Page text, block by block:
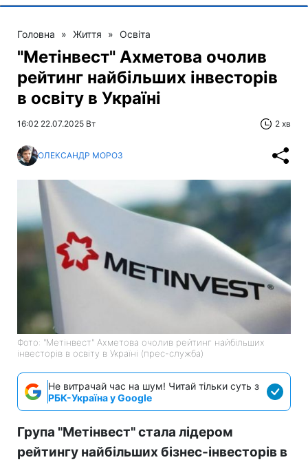
Головна » Життя » Освіта
"Метінвест" Ахметова очолив
рейтинг найбільших інвесторів
в освіту в Україні
16:02 22.07.2025 Вт 2 хв
ОЛЕКСАНДР МОРОЗ
Фото: "Метінвест" Ахметова очолив рейтинг найбільших
інвесторів в освіту в Україні (прес-служба)
Не витрачай час на шум! Читай тільки суть з
РБК-Україна у Google
Група "Метінвест" стала лідером
рейтингу найбільших бізнес-інвесторів в